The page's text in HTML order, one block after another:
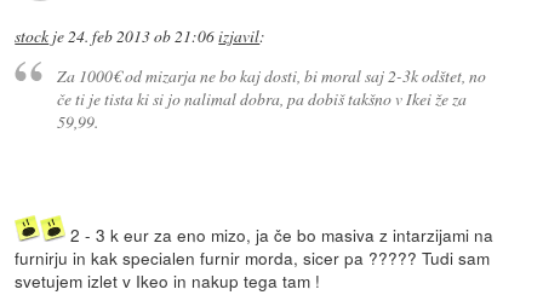
stock je24. feb 2013 ob 21:06izjavil:
Za 1000€ od mizarja ne bo kaj dosti, bi moral saj 2-3k odštet, no
če ti je tista ki si jo nalimal dobra, pa dobiš takšno v Ikei že za
59,99.
2 - 3 k eur za eno mizo, ja če bo masiva z intarzijami na
furnirju in kak specialen furnir morda, sicer pa ????? Tudi sam
svetujem izlet v Ikeo in nakup tega tam !